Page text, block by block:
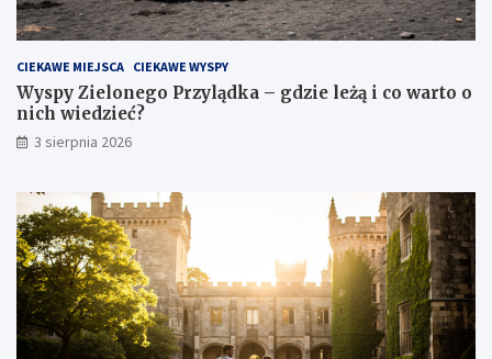
CIEKAWE MIEJSCA CIEKAWE WYSPY
Wyspy Zielonego Przylądka – gdzie leżą i co warto o
nich wiedzieć?
3 sierpnia 2026